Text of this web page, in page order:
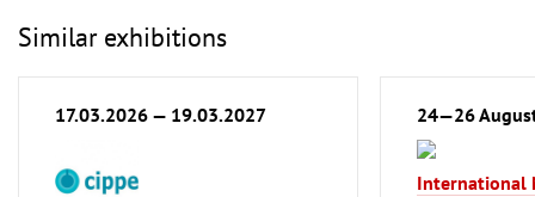
Similar exhibitions
17.03.2026 — 19.03.2027 24—26
International